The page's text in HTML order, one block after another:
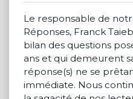
Le responsable de
Réponses, Franck
bilan des questions
ans et qui demeurent
réponse(s) ne se
immédiate. Nous